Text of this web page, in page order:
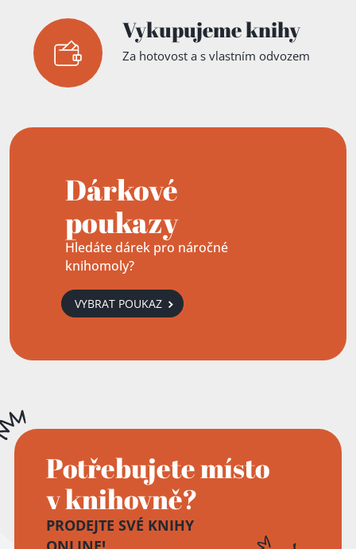
Vykupujeme knihy
Za hotovost a s vlastním odvozem
Dárkové
poukazy
Hledáte dárek pro náročné
knihomoly?
VYBRAT POUKAZ
Potřebujete místo
v knihovně?
PRODEJTE SVÉ KNIHY